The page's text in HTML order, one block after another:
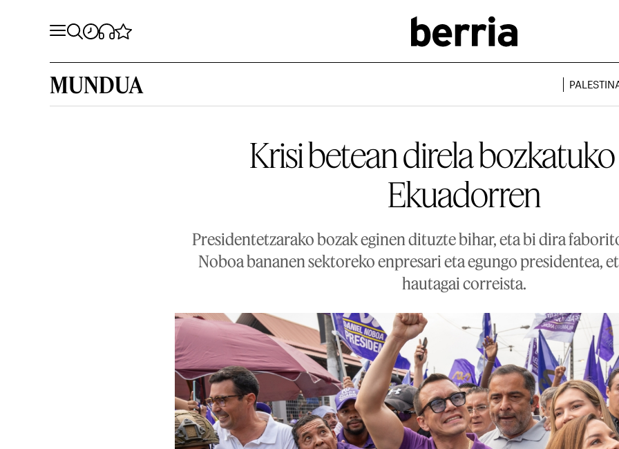
MUNDUA
Krisi betean direla
Ekuadorren
Presidentetzarako bozak eginen dituzte bihar, eta bi dira
Noboa bananen sektoreko enpresari eta egungo presidentea,
hautagai correista.